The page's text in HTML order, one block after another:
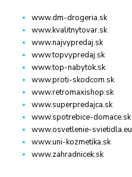
www.dm-drogeria.sk
www.kvalitnytovar.sk
www.najvypredaj.sk
www.topvypredaj.sk
www.top-nabytok.sk
www.proti-skodcom.sk
www.retromaxishop.sk
www.superpredajca.sk
www.spotrebice-domace.sk
www.osvetlenie-svietidla.eu
www.uni-kozmetika.sk
www.zahradnicek.sk